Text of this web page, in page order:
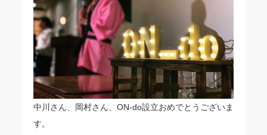
中川さん、岡村さん、ON-do設立おめでとうございま
す。